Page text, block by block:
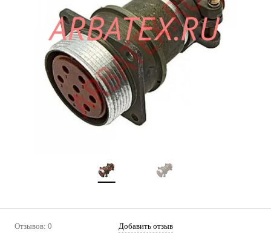
Отзывов: 0 Добавить отзыв